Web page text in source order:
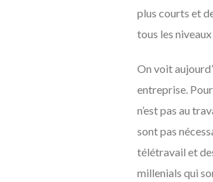
plus courts et
tous les
On voit
entreprise. Pour
n’est pas au
sont pas
télétravail et
millenials qui